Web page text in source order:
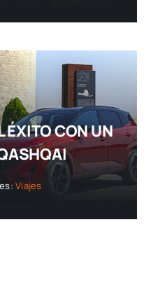
ÉXITO CON UN
Viajes